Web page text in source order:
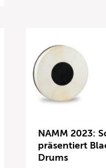
NAMM 2023:
präsentiert
Drums